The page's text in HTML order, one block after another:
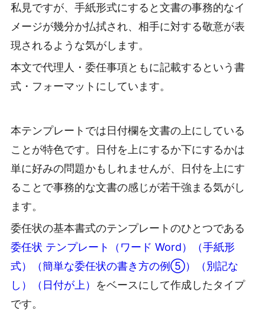
私見ですが、手紙形式にすると文書の事務的なイ
メージが幾分か払拭され、相手に対する敬意が表
現されるような気がします。
本文で代理人・委任事項ともに記載するという書
式・フォーマットにしています。
本テンプレートでは日付欄を文書の上にしている
ことが特色です。日付を上にするか下にするかは
単に好みの問題かもしれませんが、日付を上にす
ることで事務的な文書の感じが若干強まる気がし
ます。
委任状の基本書式のテンプレートのひとつである
委任状 テンプレート（ワード Word）（手紙形
式）（簡単な委任状の書き方の例⑤）（別記な
し）（日付が上） をベースにして作成したタイプ
です。